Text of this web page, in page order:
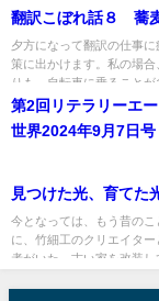
米国の南部、ジョージア州
台に、白人の老婦人デ...
翻訳こぼれ話８ 蕎
夕方になって翻訳の仕事
策に出かけます。私の場合
りも、自転車に乗ること
前々から心つもりする場合
第2回リテラリーエ
世界2024年9月7日号
見つけた光、育てた
今となっては、もう昔の
に、竹細工のクリエイタ
者がいた。古い家を改装し